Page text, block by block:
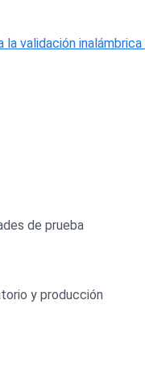
validación
de prueba
y producción